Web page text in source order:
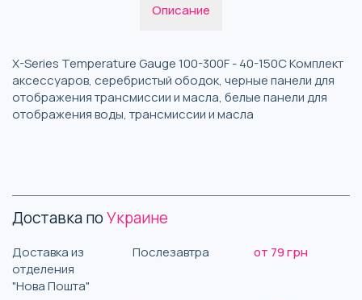
Описание
X-Series Temperature Gauge 100-300F - 40-150C Комплект
аксессуаров, серебристый ободок, черные панели для
отображения трансмиссии и масла, белые панели для
отображения воды, трансмиссии и масла
Доставка поУкраине
Доставка из
отделения
"Нова Пошта"
Послезавтра от 79 грн